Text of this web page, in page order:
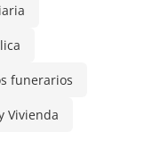
funerarios
Vivienda